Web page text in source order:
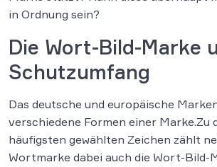
in Ordnung sein?
Die Wort-Bild-Marke
Schutzumfang
Das deutsche und europäische
verschiedene Formen einer Marke.Zu
häufigsten gewählten Zeichen zählt
Wortmarke dabei auch die Wort-Bild-